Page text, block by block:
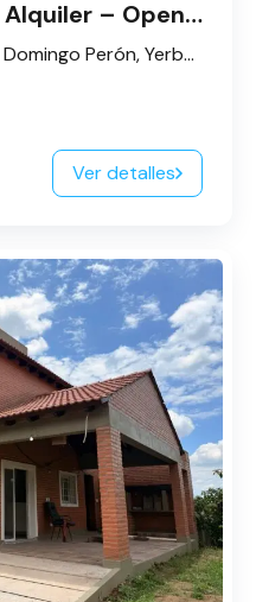
Local Comercial en Alquiler – Open Plaza | Yerba Buena
Open Plaza, Avenida Juan Domingo Perón, Yerba Buena, Tucumán, Argentina
Ver detalles